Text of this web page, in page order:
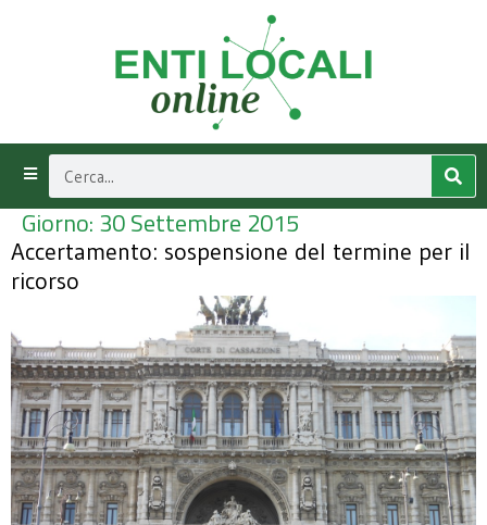
Giorno: 30 Settembre 2015
Accertamento: sospensione del termine per il
ricorso